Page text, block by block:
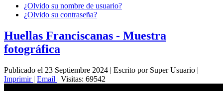
¿Olvido su nombre de usuario?
¿Olvido su contraseña?
Huellas Franciscanas - Muestra
fotográfica
Publicado el 23 Septiembre 2024 | Escrito por Super Usuario |
Imprimir | Email | Visitas: 69542